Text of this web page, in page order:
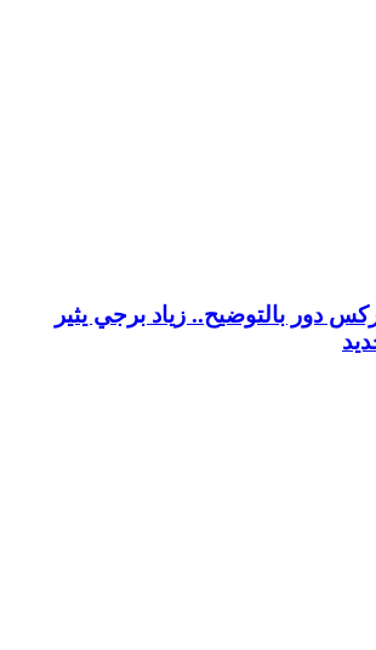
دور بالتوضيح.. زياد برجي يثير